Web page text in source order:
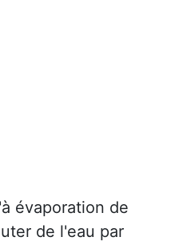
évaporation de
de l'eau par